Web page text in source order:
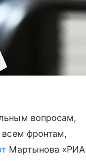
вопросам,
всем фронтам,
Мартынова «РИА